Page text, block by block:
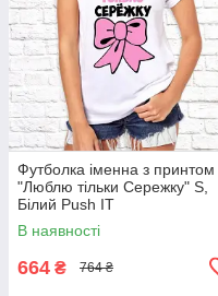
Футболка іменна з принтом
"Люблю тільки Сережку" S,
Білий Push IT
В наявності
664 ₴ 764 ₴